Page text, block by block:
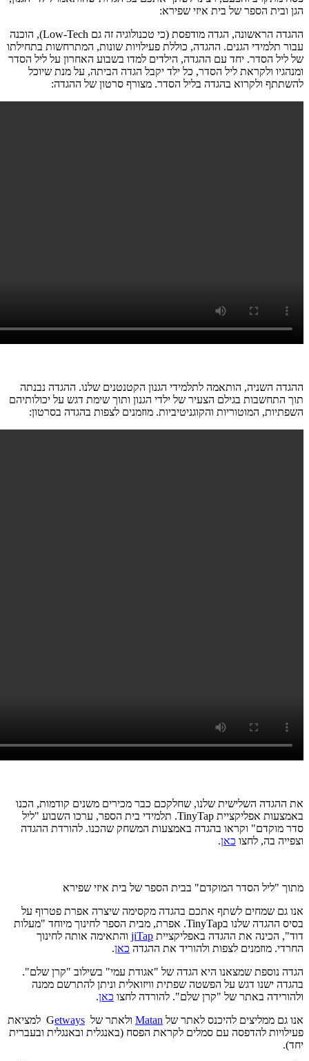
הגן ובית הספר של בית איזי שפירא:
ההגדה הראשונה, הגדה מודפסת (כי טכנולוגיה זה גם Low-Tech), הוכנה
עבור תלמידי הגנים. ההגדה, כוללת פעילויות שונות, המתרחשות בתחילתו
של ליל הסדר. יחד עם ההגדה, הילדים למדו בשבוע האחרון על ליל הסדר
ומנהגיו ולקראת ליל הסדר, כל ילד יקבל הגדה הביתה, על מנת שיוכל
להשתתף ולקרוא בהגדה בליל הסדר. מצורף סרטון של ההגדה:
ההגדה השניה, הותאמה לתלמידי הגנון הקטנטנים שלנו. ההגדה נבנתה
תוך התחשבות בגילם הצעיר של ילדי הגנון ותוך שימת דגש על יכולותיהם
השפתיות, המוטוריות והקוגניטיביות. מוזמנים לצפות בהגדה בסרטון:
את ההגדה השלישית שלנו, שחלקכם כבר מכירים משנים קודמות, הכנו
באמצעות אפליקציית TinyTap. תלמידי בית הספר, ערכו השבוע "ליל
סדר מוקדם" וקראו בהגדה באמצעות המשחק שהכנו. להורדת ההגדה
וצפייה בה, לחצו כאן.
מתוך "ליל הסדר המוקדם" בבית הספר של בית איזי שפירא
אנו גם שמחים לשתף אתכם בהגדה מקסימה שיצרה אפרת פטרוף על
בסיס ההגדה שלנו בTinyTap. אפרת, מבית הספר לחינוך מיוחד "מעלות
דוד", הכינה את ההגדה באפליקציית jiTap והתאימה אותה לחינוך
החרדי. מוזמנים לצפות ולהוריד את ההגדה כאן.
הגדה נוספת שמצאנו היא הגדה של "אגודת עמי" בשילוב "קרן שלם".
בהגדה ישנו דגש על הפשטה שפתית וויזואלית וניתן להתרשם ממנה
ולהורידה באתר של "קרן שלם". להורדה לחצו כאן.
אנו גם ממליצים להיכנס לאתר של Matan ולאתר של G etways
למציאת
פעילויות להדפסה עם סמלים לקראת הפסח (באנגלית ובאנגלית ובעברית
יחד).